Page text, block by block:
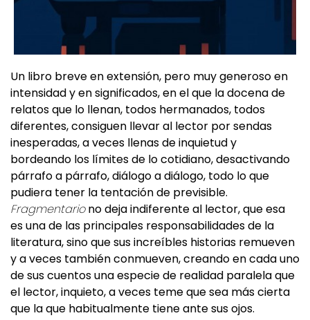
Un libro breve en extensión, pero muy generoso en
intensidad y en significados, en el que la docena de
relatos que lo llenan, todos hermanados, todos
diferentes, consiguen llevar al lector por sendas
inesperadas, a veces llenas de inquietud y
bordeando los límites de lo cotidiano, desactivando
párrafo a párrafo, diálogo a diálogo, todo lo que
pudiera tener la tentación de previsible.
Fragmentariono deja indiferente al lector, que esa
es una de las principales responsabilidades de la
literatura, sino que sus increíbles historias remueven
y a veces también conmueven, creando en cada uno
de sus cuentos una especie de realidad paralela que
el lector, inquieto, a veces teme que sea más cierta